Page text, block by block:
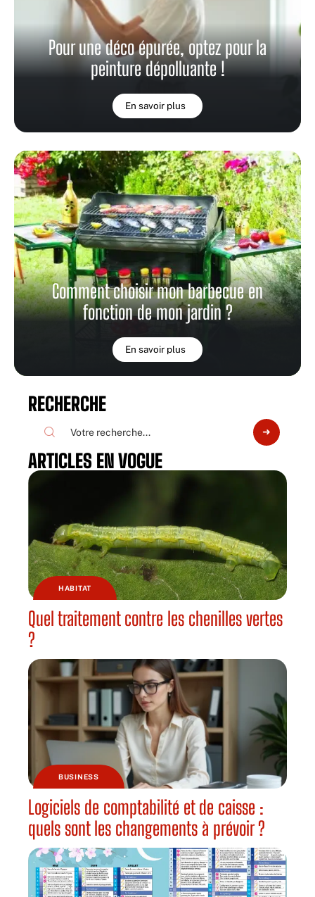
Pour une déco épurée, optez pour la
peinture dépolluante !
En savoir plus
Comment choisir mon barbecue en
fonction de mon jardin ?
En savoir plus
RECHERCHE
ARTICLES EN VOGUE
HABITAT
Quel traitement contre les chenilles vertes
?
BUSINESS
Logiciels de comptabilité et de caisse :
quels sont les changements à prévoir ?